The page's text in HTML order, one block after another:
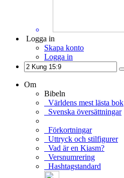
Logga in
Skapa konto
Logga in
Om
Bibeln
Världens mest lästa bok
Svenska översättningar
Förkortningar
Uttryck och stilfigurer
Vad är en Kiasm?
Versnumrering
Hashtagstandard